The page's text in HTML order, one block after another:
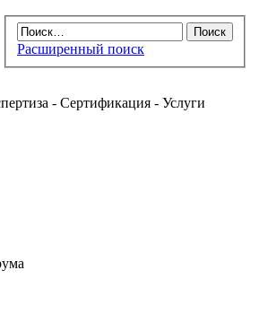
Расширенный поиск
- Сертификация - Услуги